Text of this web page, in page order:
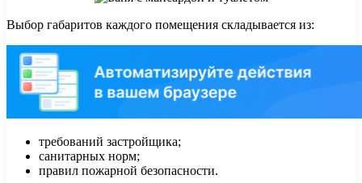
Выбор габаритов каждого помещения складывается из:
требований застройщика;
санитарных норм;
правил пожарной безопасности.